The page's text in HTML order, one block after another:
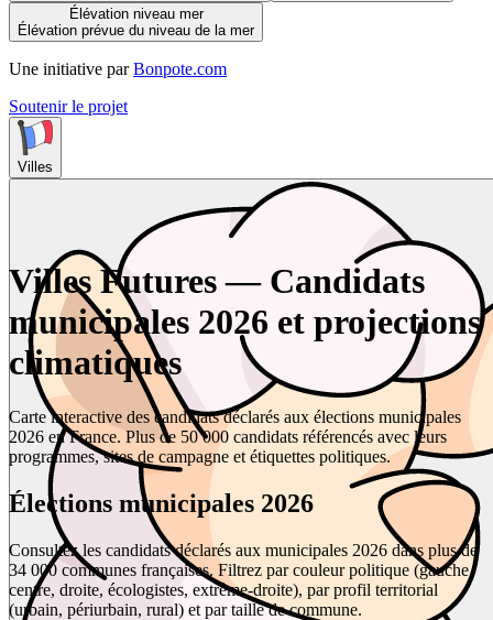
Élévation niveau mer
Élévation prévue du niveau de la mer
Une initiative par Bonpote.com
Soutenir le projet
Villes
Villes Futures — Candidats
municipales 2026 et projections
climatiques
Carte interactive des candidats déclarés aux élections municipales
2026 en France. Plus de 50 000 candidats référencés avec leurs
programmes, sites de campagne et étiquettes politiques.
Élections municipales 2026
Consultez les candidats déclarés aux municipales 2026 dans plus de
34 000 communes françaises. Filtrez par couleur politique (gauche,
centre, droite, écologistes, extrême-droite), par profil territorial
(urbain, périurbain, rural) et par taille de commune.